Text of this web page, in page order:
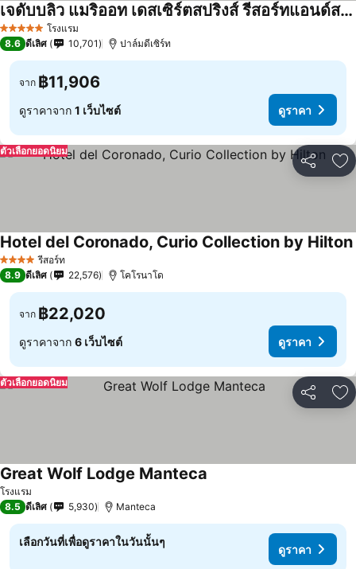
5 ดาว โรงแรม
เจดับบลิว แมริออท เดสเซิร์ตสปริงส์ รีสอร์ทแอนด์สปา
8.6 ดีเลิศ 10,701 ปาล์มดีเซิร์ท
จาก ฿11,906
ดูราคาจาก 1 เว็บไซต์ ดูราคา
แชร์ เ
ตัวเลือกยอดนิยม
4 ดาว รีสอร์ท
Hotel del Coronado, Curio Collection by Hilton
8.9 ดีเลิศ 22,576 โคโรนาโด
จาก ฿22,020
ดูราคาจาก 6 เว็บไซต์ ดูราคา
แชร์ เ
ตัวเลือกยอดนิยม
โรงแรม
Great Wolf Lodge Manteca
8.5 ดีเลิศ 5,930 Manteca
เลือกวันที่เพื่อดูราคาในวันนั้นๆ
ดูราคา